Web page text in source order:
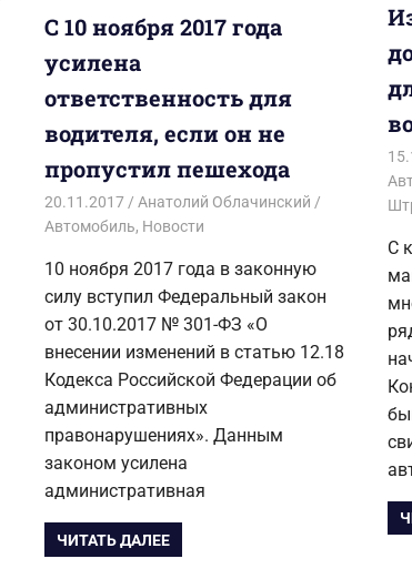
С 10 ноября 2017 года
усилена
ответственность для
водителя, если он не
пропустил пешехода
20.11.2017
Анатолий Облачинский
Автомобиль, Новости
10 ноября 2017 года в законную
силу вступил Федеральный закон
от 30.10.2017 № 301-ФЗ «О
внесении изменений в статью 12.18
Кодекса Российской Федерации об
административных
правонарушениях». Данным
законом усилена
административная
ЧИТАТЬ ДАЛЕЕ
С